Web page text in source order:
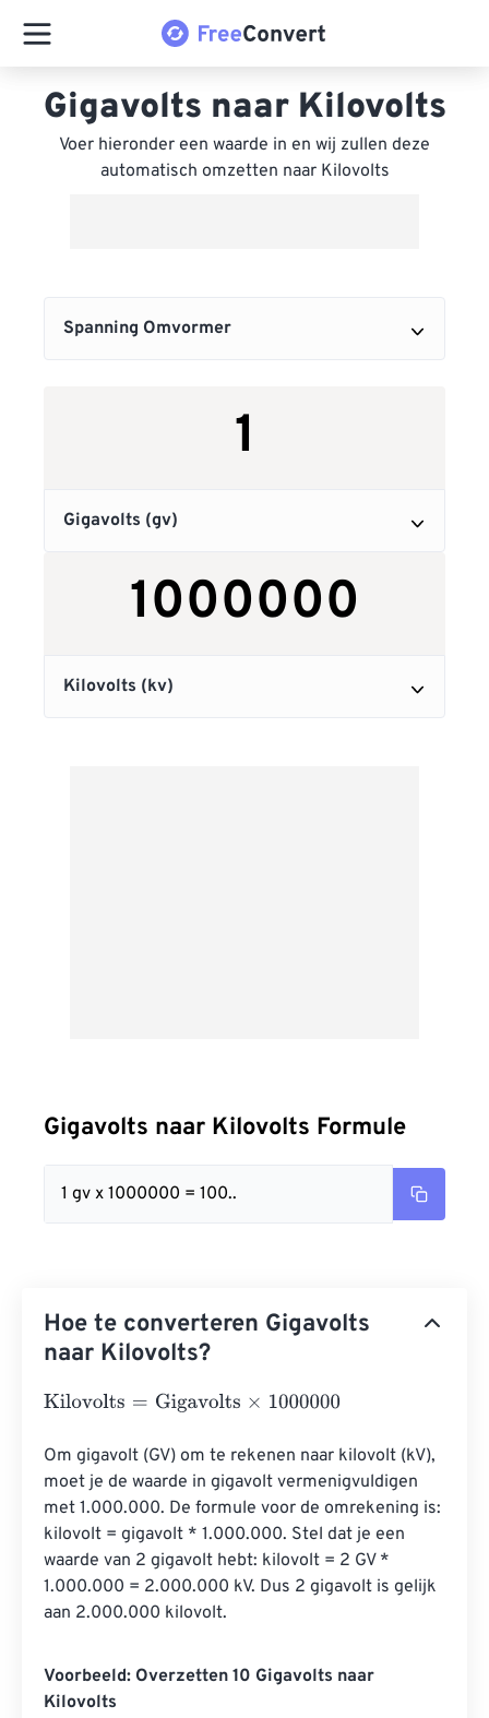
Gigavolts naar Kilovolts
Voer hieronder een waarde in en wij zullen deze
automatisch omzetten naar Kilovolts
Gigavolts naar Kilovolts Formule
1 gv x 1000000 = 100..
Hoe te converteren Gigavolts
naar Kilovolts?
Kilovolts=Gigavolts×1000000
Om gigavolt (GV) om te rekenen naar kilovolt (kV),
moet je de waarde in gigavolt vermenigvuldigen
met 1.000.000. De formule voor de omrekening is:
kilovolt = gigavolt * 1.000.000. Stel dat je een
waarde van 2 gigavolt hebt: kilovolt = 2 GV *
1.000.000 = 2.000.000 kV. Dus 2 gigavolt is gelijk
aan 2.000.000 kilovolt.
Voorbeeld: Overzetten 10 Gigavolts naar
Kilovolts